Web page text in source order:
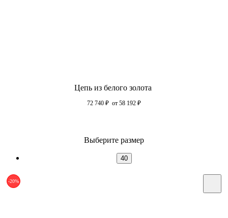
Цепь из белого золота
72 740 ₽ от 58 192 ₽
Выберите размер
40
-20%